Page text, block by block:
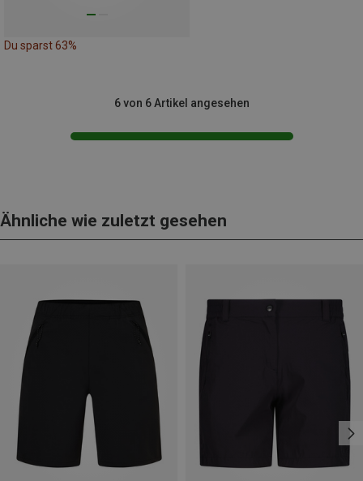
Du sparst 63%
6 von 6 Artikel angesehen
Ähnliche wie zuletzt gesehen